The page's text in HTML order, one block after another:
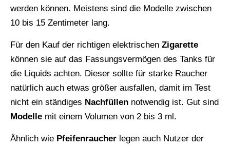
werden können. Meistens sind die Modelle zwischen
10 bis 15 Zentimeter lang.
Für den Kauf der richtigen elektrischen Zigarette
können sie auf das Fassungsvermögen des Tanks für
die Liquids achten. Dieser sollte für starke Raucher
natürlich auch etwas größer ausfallen, damit im Test
nicht ein ständiges Nachfüllen notwendig ist. Gut sind
Modelle mit einem Volumen von 2 bis 3 ml.
Ähnlich wie Pfeifenraucher legen auch Nutzer der